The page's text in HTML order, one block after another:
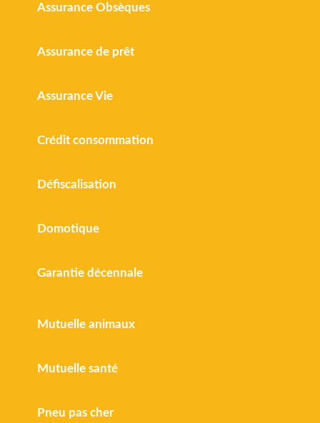
Assurance Obsèques
Assurance de prêt
Assurance Vie
Crédit consommation
Défiscalisation
Domotique
Garantie décennale
Mutuelle animaux
Mutuelle santé
Pneu pas cher